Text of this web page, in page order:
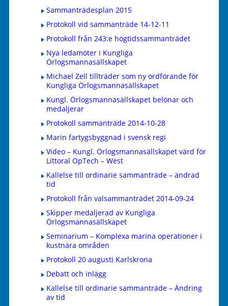
Sammanträdesplan 2015
Protokoll vid sammanträde 14-12-11
Protokoll från 243:e högtidssammanträdet
Nya ledamöter i Kungliga
Örlogsmannasällskapet
Michael Zell tillträder som ny ordförande för
Kungliga Örlogsmannasällskapet
Kungl. Örlogsmannasällskapet belönar och
medaljerar
Protokoll sammanträde 2014-10-28
Marin fartygsbyggnad i svensk regi
Video – Kungl. Örlogsmannasällskapet värd för
Littoral OpTech – West
Kallelse till ordinarie sammanträde – ändrad
tid
Protokoll från valsammanträdet 2014-09-24
Skipper medaljerad av Kungliga
Örlogsmannasällskapet
Seminarium – Komplexa marina operationer i
kustnära områden
Protokoll 20 augusti Karlskrona
Debatt och inlägg
Kallelse till ordinarie sammanträde – Ändring
av tid